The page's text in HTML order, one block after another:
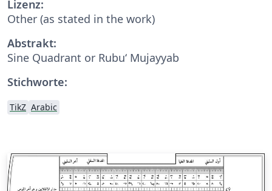
Lizenz:
Other (as stated in the work)
Abstrakt:
Sine Quadrant or Rubu‘ Mujayyab
Stichworte:
TikZ Arabic